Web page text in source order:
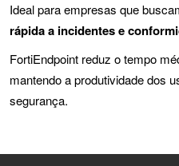
Ideal para empresas que
rápida a incidentes e
FortiEndpoint reduz o tempo
mantendo a produtividade dos
segurança.